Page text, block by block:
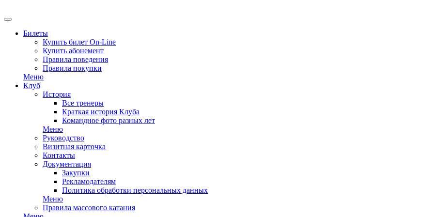
Билеты
Купить билет On-Line
Купить абонемент
Правила поведения
Правила покупки
Меню
Клуб
История
Все тренеры
Краткая история Клуба
Командное фото разных лет
Меню
Руководство
Визитная карточка
Контакты
Документация
Закупки
Рекламодателям
Политика обработки персональных данных
Меню
Правила массового катания